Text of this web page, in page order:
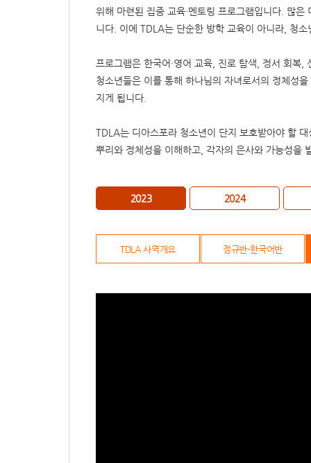
위해 마련된 집중 교육·멘토링 프로그램입니다. 많
니다. 이에 TDLA는 단순한 방학 교육이 아니라, 청
프로그램은 한국어·영어 교육, 진로 탐색, 정서 회복
청소년들은 이를 통해 하나님의 자녀로서의 정체성
지게 됩니다.
TDLA는 디아스포라 청소년이 단지 보호받아야 할
뿌리와 정체성을 이해하고, 각자의 은사와 가능성을
2023 2024
TDLA 사역개요 정규반-한국어반